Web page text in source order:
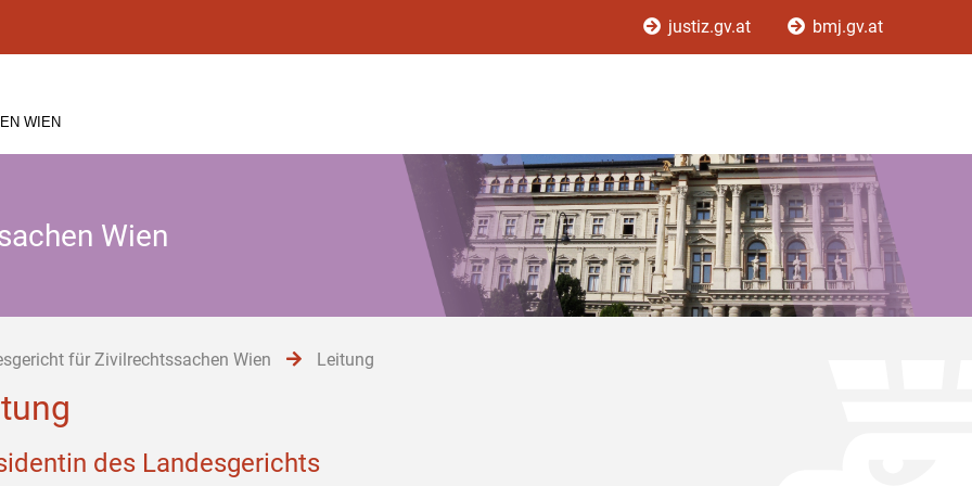
justiz.gv.at bmj.gv.at
WIEN
Wien
für Zivilrechtssachen Wien Leitung
des Landesgerichts